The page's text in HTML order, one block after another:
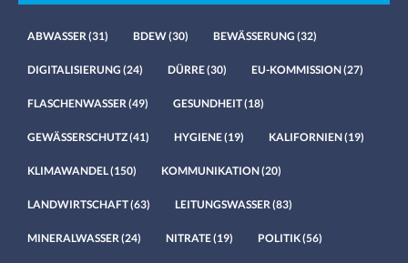
ABWASSER(31) BDEW(30) BEWÄSSERUNG (32)
DIGITALISIERUNG (24) DÜRRE(30) EU-KOMMISSION(27)
FLASCHENWASSER(49) GESUNDHEIT(18)
GEWÄSSERSCHUTZ(41) HYGIENE(19) KALIFORNIEN(19)
KLIMAWANDEL(150) KOMMUNIKATION(20)
LANDWIRTSCHAFT(63) LEITUNGSWASSER(83)
MINERALWASSER(24) NITRATE(19) POLITIK(56)